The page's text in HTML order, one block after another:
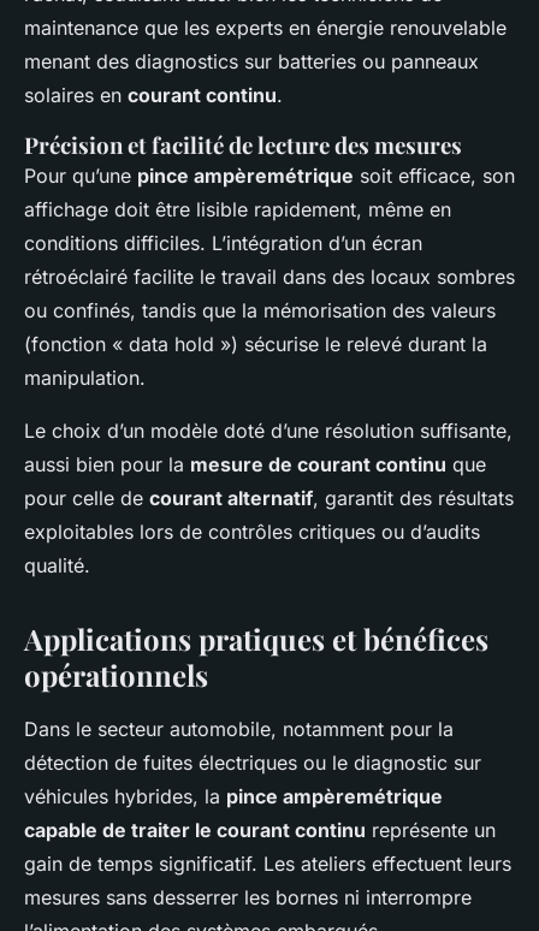
maintenance que les experts en énergie renouvelable
menant des diagnostics sur batteries ou panneaux
solaires en courant continu.
Précision et facilité de lecture des mesures
Pour qu’une pince ampèremétrique soit efficace, son
affichage doit être lisible rapidement, même en
conditions difficiles. L’intégration d’un écran
rétroéclairé facilite le travail dans des locaux sombres
ou confinés, tandis que la mémorisation des valeurs
(fonction « data hold ») sécurise le relevé durant la
manipulation.
Le choix d’un modèle doté d’une résolution suffisante,
aussi bien pour la mesure de courant continu que
pour celle de courant alternatif, garantit des résultats
exploitables lors de contrôles critiques ou d’audits
qualité.
Applications pratiques et bénéfices
opérationnels
Dans le secteur automobile, notamment pour la
détection de fuites électriques ou le diagnostic sur
véhicules hybrides, la pince ampèremétrique
capable de traiter le courant continu représente un
gain de temps significatif. Les ateliers effectuent leurs
mesures sans desserrer les bornes ni interrompre